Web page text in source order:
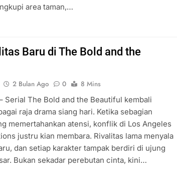
area taman,…
Baru di The Bold and the
2 Bulan Ago 0
8 Mins
Serial The Bold and the Beautiful kembali
raja drama siang hari. Ketika sebagian
memertahankan atensi, konflik di Los Angeles
justru kian membara. Rivalitas lama menyala
dan setiap karakter tampak berdiri di ujung
Bukan sekadar perebutan cinta, kini…